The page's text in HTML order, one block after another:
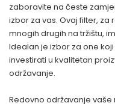
zaboravite na česte
izbor za vas. Ovaj filter, za
mnogih drugih na tržištu,
Idealan je izbor za one koji
investirati u kvalitetan
održavanje.
Redovno održavanje